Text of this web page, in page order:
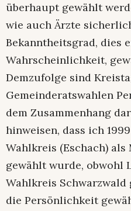
überhaupt gewählt
wie auch Ärzte
Bekanntheitsgrad, dies
Wahrscheinlichkeit,
Demzufolge sind
Gemeinderatswahlen
dem Zusammenhang
hinweisen, dass ich
Wahlkreis (Eschach)
gewählt wurde, obwohl
Wahlkreis
die Persönlichkeit